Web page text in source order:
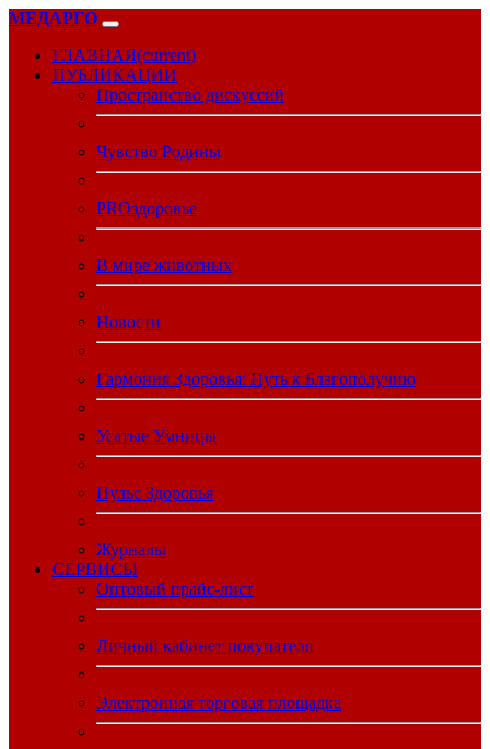
МЕДАРГО
ГЛАВНАЯ(current)
ПУБЛИКАЦИИ
Пространство дискуссий
Чувство Родины
PROздоровье
В мире животных
Новости
Гармония Здоровья: Путь к Благополучию
Усатые Умницы
Пульс Здоровья
Журналы
CЕРВИСЫ
Оптовый прайс-лист
Личный кабинет покупателя
Электронная торговая площадка